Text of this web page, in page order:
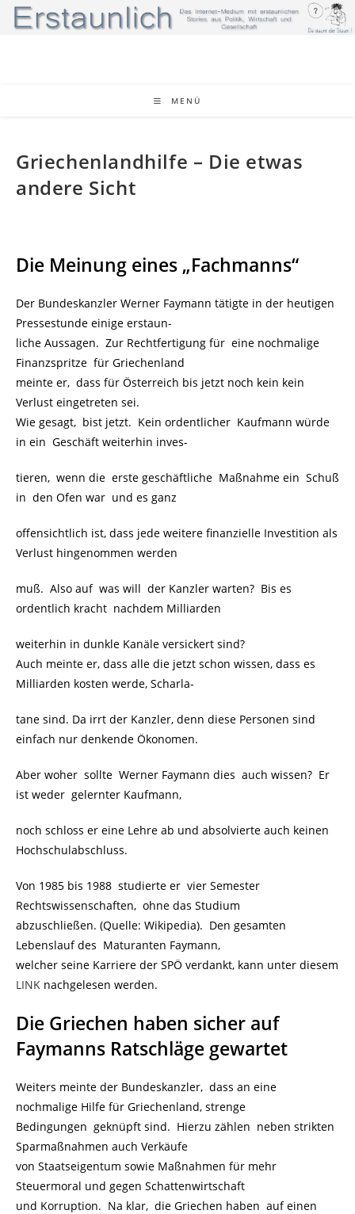
Zum
Inhalt
MENÜ
Griechenlandhilfe – Die etwas
andere Sicht
Die Meinung eines „Fachmanns“
Der Bundeskanzler Werner Faymann tätigte in der heutigen
Pressestunde einige erstaun-
liche Aussagen. Zur Rechtfertigung für eine nochmalige
Finanzspritze für Griechenland
meinte er, dass für Österreich bis jetzt noch kein kein
Verlust eingetreten sei.
Wie gesagt, bist jetzt. Kein ordentlicher Kaufmann würde
in ein Geschäft weiterhin inves-
tieren, wenn die erste geschäftliche Maßnahme ein Schuß
in den Ofen war und es ganz
offensichtlich ist, dass jede weitere finanzielle Investition als
Verlust hingenommen werden
muß. Also auf was will der Kanzler warten? Bis es
ordentlich kracht nachdem Milliarden
weiterhin in dunkle Kanäle versickert sind?
Auch meinte er, dass alle die jetzt schon wissen, dass es
Milliarden kosten werde, Scharla-
tane sind. Da irrt der Kanzler, denn diese Personen sind
einfach nur denkende Ökonomen.
Aber woher sollte Werner Faymann dies auch wissen? Er
ist weder gelernter Kaufmann,
noch schloss er eine Lehre ab und absolvierte auch keinen
Hochschulabschluss.
Von 1985 bis 1988 studierte er vier Semester
Rechtswissenschaften, ohne das Studium
abzuschließen. (Quelle: Wikipedia). Den gesamten
Lebenslauf des Maturanten Faymann,
welcher seine Karriere der SPÖ verdankt, kann unter diesem
LINK nachgelesen werden.
Die Griechen haben sicher auf
Faymanns Ratschläge gewartet
Weiters meinte der Bundeskanzler, dass an eine
nochmalige Hilfe für Griechenland, strenge
Bedingungen geknüpft sind. Hierzu zählen neben strikten
Sparmaßnahmen auch Verkäufe
von Staatseigentum sowie Maßnahmen für mehr
Steuermoral und gegen Schattenwirtschaft
und Korruption. Na klar, die Griechen haben auf einen